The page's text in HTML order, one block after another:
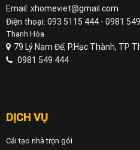
Email: xhomeviet@gmail.com
Điện thoại: 093 5115 444 - 0981
Thanh Hóa
79 Lý Nam Đế, P.Hạc Thành, TP
0981 549 444
DỊCH VỤ
Cải tạo nhà trọn gói